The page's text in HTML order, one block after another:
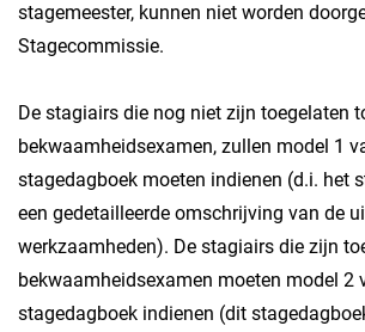
stagemeester, kunnen niet worden
Stagecommissie.
De stagiairs die nog niet zijn toegelaten
bekwaamheidsexamen, zullen model 1
stagedagboek moeten indienen (d.i. het
een gedetailleerde omschrijving van de
werkzaamheden). De stagiairs die zijn
bekwaamheidsexamen moeten model 2
stagedagboek indienen (dit